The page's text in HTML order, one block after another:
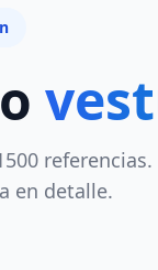
referencias.
en detalle.